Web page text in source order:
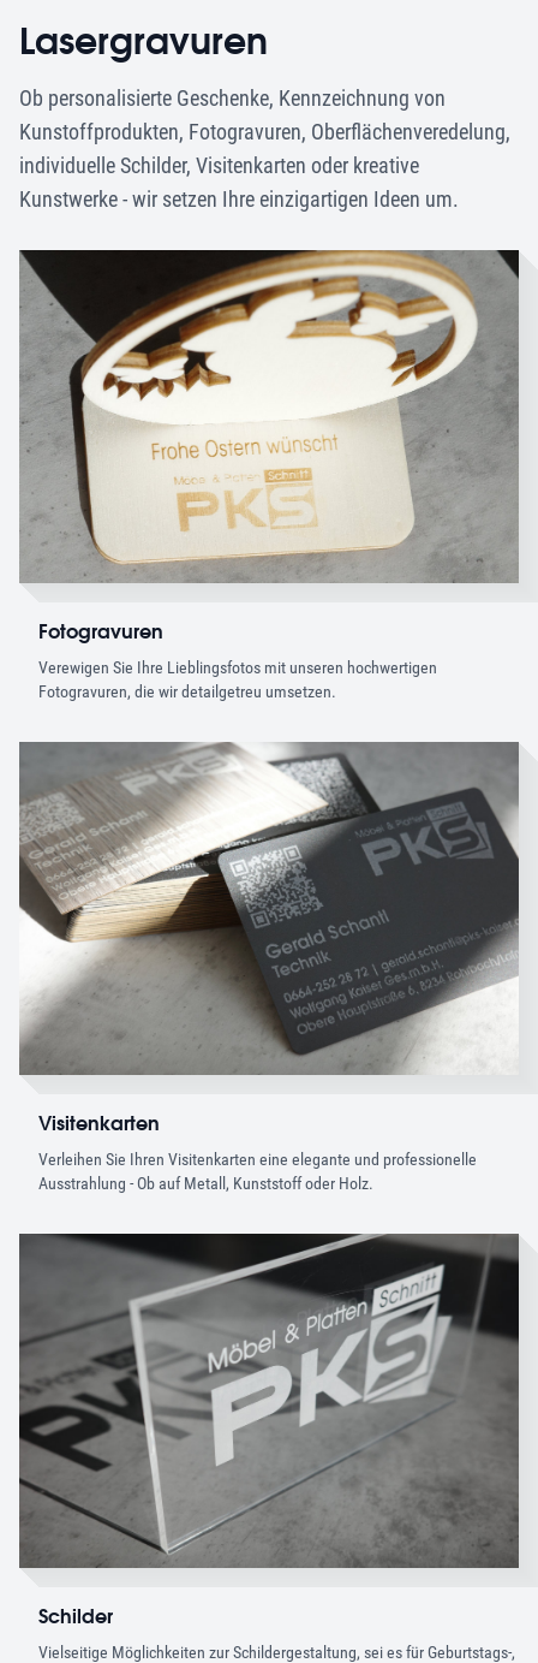
Lasergravuren
Ob personalisierte Geschenke, Kennzeichnung von
Kunstoffprodukten, Fotogravuren, Oberflächenveredelung,
individuelle Schilder, Visitenkarten oder kreative
Kunstwerke - wir setzen Ihre einzigartigen Ideen um.
Fotogravuren
Verewigen Sie Ihre Lieblingsfotos mit unseren hochwertigen
Fotogravuren, die wir detailgetreu umsetzen.
Visitenkarten
Verleihen Sie Ihren Visitenkarten eine elegante und professionelle
Ausstrahlung - Ob auf Metall, Kunststoff oder Holz.
Schilder
Vielseitige Möglichkeiten zur Schildergestaltung, sei es für Geburtstags-,